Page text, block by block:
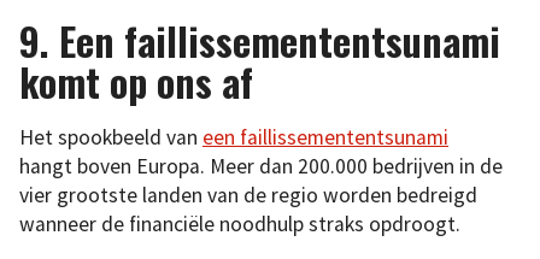
9. Een faillissemententsunami
komt op ons af
Het spookbeeld van een faillissemententsunami
hangt boven Europa. Meer dan 200.000 bedrijven in de
vier grootste landen van de regio worden bedreigd
wanneer de financiële noodhulp straks opdroogt.